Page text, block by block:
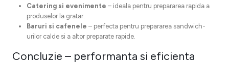
Catering si evenimente – ideala pentru prepararea rapida a
produselor la gratar.
Baruri si cafenele – perfecta pentru prepararea sandwich-
urilor calde si a altor preparate rapide.
Concluzie – performanta si eficienta